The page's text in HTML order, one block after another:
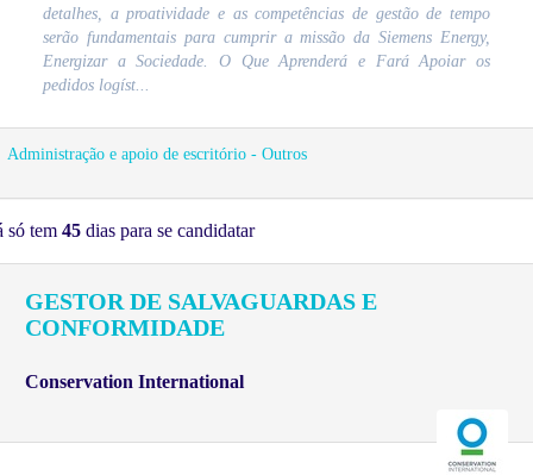
detalhes, a proatividade e as competências de gestão de tempo
serão fundamentais para cumprir a missão da Siemens Energy,
Energizar a Sociedade. O Que Aprenderá e Fará Apoiar os
pedidos logíst...
Administração e apoio de escritório - Outros
só tem 45 dias para se candidatar
GESTOR DE SALVAGUARDAS E
CONFORMIDADE
Conservation International